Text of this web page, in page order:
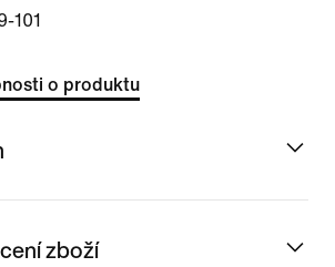
101
o produktu
zboží